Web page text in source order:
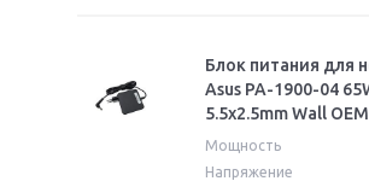
Блок питания для
Asus PA-1900-04
5.5x2.5mm Wall OEM
Мощность
Напряжение